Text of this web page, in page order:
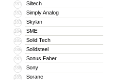
281 Siltech
282 Simply Analog
283 Skylan
284 SME
285 Solid Tech
286 Solidsteel
287 Sonus Faber
288 Sony
289 Sorane